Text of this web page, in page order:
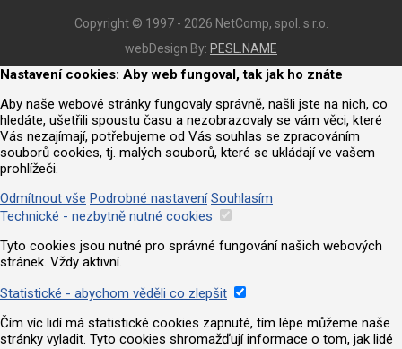
Copyright © 1997 - 2026 NetComp, spol. s r.o.
webDesign By: PESL.NAME
Nastavení cookies: Aby web fungoval, tak jak ho znáte
Aby naše webové stránky fungovaly správně, našli jste na nich, co
hledáte, ušetřili spoustu času a nezobrazovaly se vám věci, které
Vás nezajímají, potřebujeme od Vás souhlas se zpracováním
souborů cookies, tj. malých souborů, které se ukládají ve vašem
prohlížeči.
Odmítnout vše Podrobné nastavení Souhlasím
Technické - nezbytně nutné cookies
Tyto cookies jsou nutné pro správné fungování našich webových
stránek. Vždy aktivní.
Statistické - abychom věděli co zlepšit
Čím víc lidí má statistické cookies zapnuté, tím lépe můžeme naše
stránky vyladit. Tyto cookies shromažďují informace o tom, jak lidé